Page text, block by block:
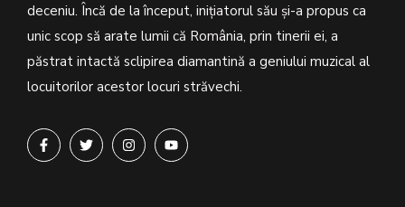
deceniu. Încă de la început, inițiatorul său şi-a propus ca
unic scop să arate lumii că România, prin tinerii ei, a
păstrat intactă sclipirea diamantină a geniului muzical al
locuitorilor acestor locuri străvechi.